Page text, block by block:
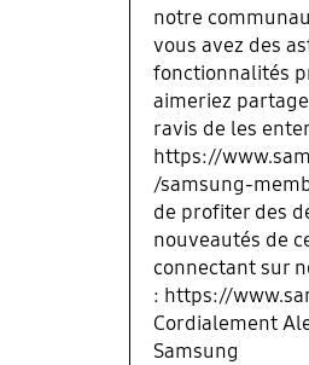
défauts mineurs, je ne peux
l'écran : -Confort d'utilisation
Graphismes nets et fluides -
contrastes -Look vraiment ok
de risque de brûlure d'image
douceur de l'image pour les
plus les yeux
notre
vous avez des
fonctionnalités
aimeriez
ravis de les
https://
/samsung-
de profiter des
nouveautés de
connectant sur
: https://
Cordialement
Samsung